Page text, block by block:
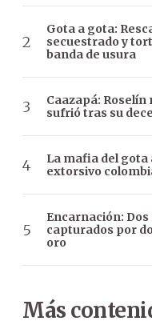
Gota a gota:
secuestrado y
banda de usura
Caazapá:
sufrió tras su
La mafia del gota
extorsivo
Encarnación:
capturados por
oro
Más